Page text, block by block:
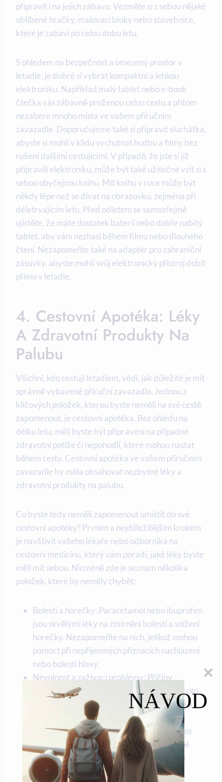
připravit i na jejich zábavu. Vezměte si s sebou nějaké
oblíbené hračky, malovací bloky nebo stavebnice,
které je zabaví po celou dobu letu.
S ohledem na bezpečnost a omezený prostor v
letadle, je dobré si vybrat kompaktní a lehkou
elektroniku. Například malý tablet nebo e-book
čtečka vás zábavně proženou celou cestu a přitom
nezabere mnoho místa ve vašem příručním
zavazadle. Doporučujeme také si připravit sluchátka,
abyste si mohli v klidu vychutnat hudbu a filmy bez
rušení dalšími cestujícími. V případě, že jste si již
připravili elektroniku, může být také užitečné vzít si s
sebou obyčejnou knihu. Mít knihu v ruce může být
někdy lépe než se dívat na obrazovku, zejména při
déletrvajícím letu. Před odletem se samozřejmě
ujistěte, že máte dostatek baterií nebo dobře nabitý
tablet, aby vám nezhasl během filmu nebo dlouhého
čtení. Nezapomeňte také na adaptér pro zahraniční
zásuvky, abyste mohli svůj elektronický přístroj dobít
přímo v letadle.
4. Cestovní Apotéka: Léky
A Zdravotní Produkty Na
Palubu
Všichni, kdo cestují letadlem, vědí, jak důležité je mít
správně vybavené příruční zavazadlo. Jednou z
klíčových položek, kterou byste neměli na své cestě
zapomenout, je cestovní apotéka. Bez ohledu na
délku letu, měli byste být připraveni na případné
zdravotní potíže či nepohodlí, které mohou nastat
během cesty. Cestovní apotéka ve vašem příručním
zavazadle by měla obsahovat nezbytné léky a
zdravotní produkty na palubu.
Co byste tedy neměli zapomenout umístit do své
cestovní apotéky? Prvním a nejdůležitějším krokem
je navštívit vašeho lékaře nebo odborníka na
cestovní medicínu, který vám poradí, jaké léky byste
měli mít sebou. Nicméně zde je seznam několika
položek, které by neměly chybět:
Bolesti a horečky: Paracetamol nebo ibuprofen
jsou skvělými léky na zmírnění bolestí a snížení
horečky. Nezapomeňte na nich, jelikož mohou
pomoct při nepříjemných příznacích nachlazení
nebo bolesti hlavy.
Nevolnost a zažívací problémy: Příčiny
nevolnosti během letu mohou být různé. Proto
byste měli mít při ruce léky proti nevolnosti a
dodatky, které mohou pomoci při akutních
zažívacích potížích. Podívejte se na předepis
nebo doporučení lékaře a přibalte si vhodné
léky, jako jsou primperan nebo enzymy pro
trávení.
NÁVOD